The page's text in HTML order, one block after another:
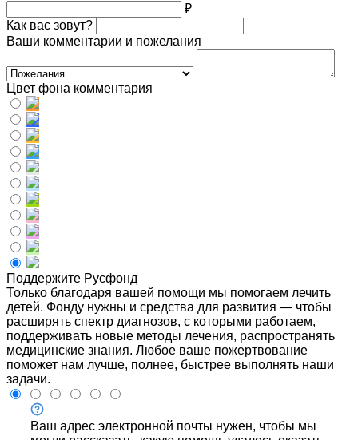
₽
Как вас зовут?
Ваши комментарии и пожелания
Цвет фона комментария
Поддержите Русфонд
Только благодаря вашей помощи мы помогаем лечить
детей. Фонду нужны и средства для развития — чтобы
расширять спектр диагнозов, с которыми работаем,
поддерживать новые методы лечения, распространять
медицинские знания. Любое ваше пожертвование
поможет нам лучше, полнее, быстрее выполнять наши
задачи.
Ваш адрес электронной почты нужен, чтобы мы